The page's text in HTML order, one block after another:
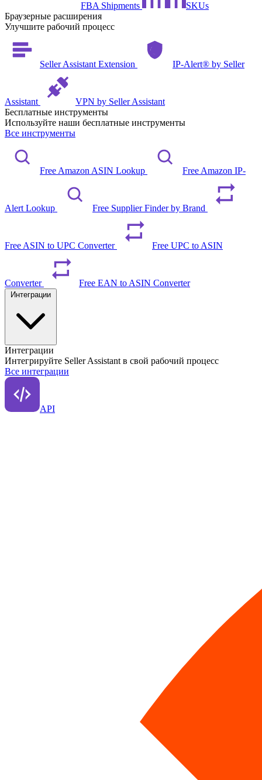
FBA Shipments
SKUs
Браузерные расширения
Улучшите рабочий процесс
Seller Assistant Extension IP-Alert® by Seller
Assistant
VPN by Seller Assistant
Бесплатные инструменты
Используйте наши бесплатные инструменты
Все инструменты
Free Amazon ASIN Lookup Free Amazon IP-
Alert Lookup Free Supplier Finder by Brand
Free ASIN to UPC Converter Free UPC to ASIN
Converter Free EAN to ASIN Converter
Интеграции
Интегрируйте Seller Assistant в свой рабочий процесс
Все интеграции
API